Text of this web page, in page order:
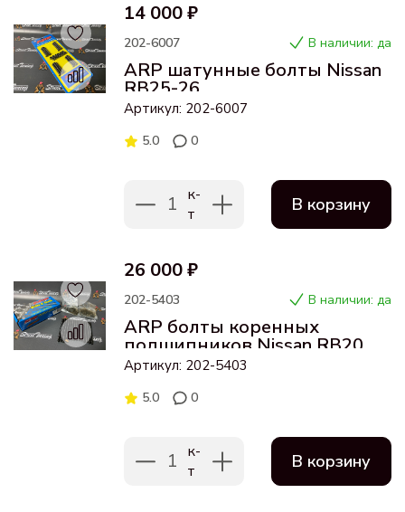
14 000 ₽
В наличии: да
202-6007
ARP шатунные болты Nissan
RB25-26
Артикул: 202-6007
5.0 0
1 к-
т
В корзину
26 000 ₽
В наличии: да
202-5403
ARP болты коренных
подшипников Nissan RB20
RB25 RB26 RB30
Артикул: 202-5403
5.0 0
1 к-
т
В корзину